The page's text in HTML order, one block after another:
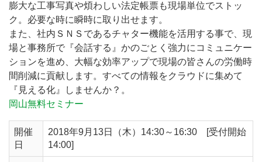
膨大な工事写真や煩わしい法定帳票も現場単位でストッ
ク。必要な時に瞬時に取り出せます。
また、社内ＳＮＳであるチャター機能を活用する事で、現
場と事務所で『会話する』かのごとく強力にコミュニケー
ションを進め、大幅な効率アップで現場の皆さんの労働時
間削減に貢献します。すべての情報をクラウドに集めて
『見える化』しませんか？。
岡山無料セミナー
開催
日
2018年9月13日（木）14:30～16:30 [受付開始
14:00]